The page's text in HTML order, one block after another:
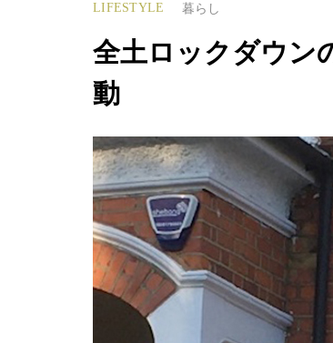
LIFESTYLE 暮らし
全土ロックダウン
動